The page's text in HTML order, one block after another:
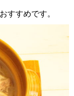
すすめです。